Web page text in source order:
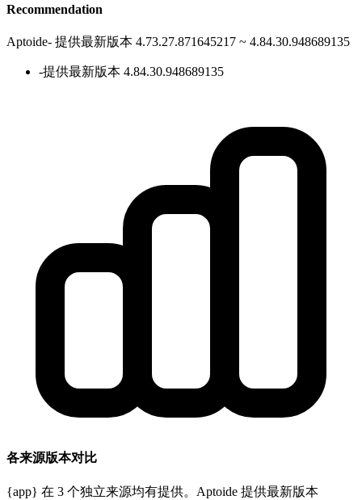
Recommendation
Aptoide- 提供最新版本 4.73.27.871645217 ~ 4.84.30.948689135
-提供最新版本 4.84.30.948689135
各来源版本对比
{app} 在 3 个独立来源均有提供。Aptoide 提供最新版本